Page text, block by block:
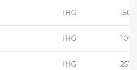
IHG
IHG
IHG